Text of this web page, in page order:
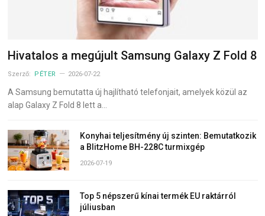
Hivatalos a megújult Samsung Galaxy Z Fold 8
Szerző: PÉTER 2026-07-22
A Samsung bemutatta új hajlítható telefonjait, amelyek közül az
alap Galaxy Z Fold 8 lett a…
Konyhai teljesítmény új szinten: Bemutatkozik
a BlitzHome BH-228C turmixgép
2026-07-19
Top 5 népszerű kínai termék EU raktárról
júliusban